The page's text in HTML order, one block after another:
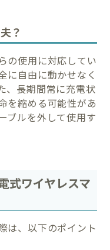
？
の使用に対応してい
に自由に動かせなく
、長期間常に充電状
を縮める可能性があ
ブルを外して使用す
式ワイヤレスマ
は、以下のポイント